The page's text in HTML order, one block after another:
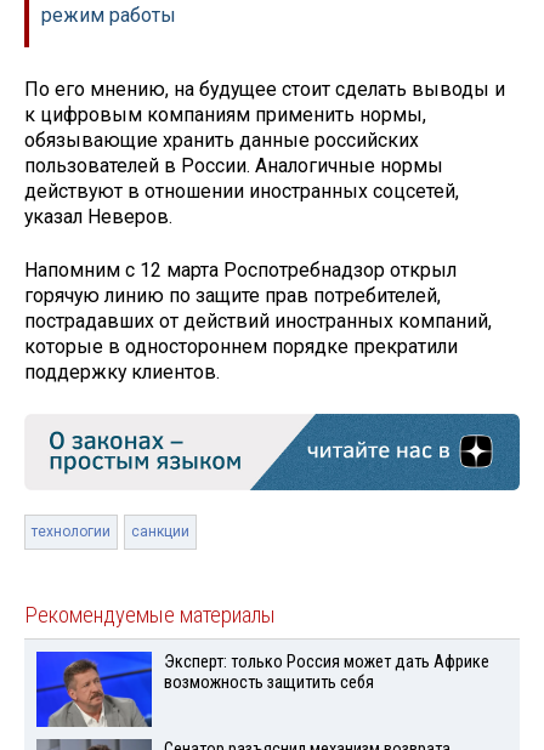
режим работы
По его мнению, на будущее стоит сделать выводы и
к цифровым компаниям применить нормы,
обязывающие хранить данные российских
пользователей в России. Аналогичные нормы
действуют в отношении иностранных соцсетей,
указал Неверов.
Напомним с 12 марта Роспотребнадзор открыл
горячую линию по защите прав потребителей,
пострадавших от действий иностранных компаний,
которые в одностороннем порядке прекратили
поддержку клиентов.
технологии санкции
Рекомендуемые материалы
Эксперт: только Россия может дать Африке
возможность защитить себя